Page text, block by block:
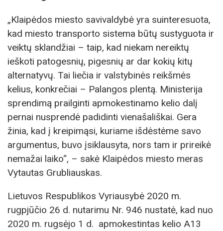
„Klaipėdos miesto savivaldybė yra suinteresuota,
kad miesto transporto sistema būtų sustyguota ir
veiktų sklandžiai – taip, kad niekam nereiktų
ieškoti patogesnių, pigesnių ar dar kokių kitų
alternatyvų. Tai liečia ir valstybinės reikšmės
kelius, konkrečiai – Palangos plentą. Ministerija
sprendimą prailginti apmokestinamo kelio dalį
pernai nusprendė padidinti vienašališkai. Gera
žinia, kad į kreipimąsi, kuriame išdėstėme savo
argumentus, buvo įsiklausyta, nors tam ir prireikė
nemažai laiko“, – sakė Klaipėdos miesto meras
Vytautas Grubliauskas.
Lietuvos Respublikos Vyriausybė 2020 m.
rugpjūčio 26 d. nutarimu Nr. 946 nustatė, kad nuo
2020 m. rugsėjo 1 d. apmokestintas kelio A13